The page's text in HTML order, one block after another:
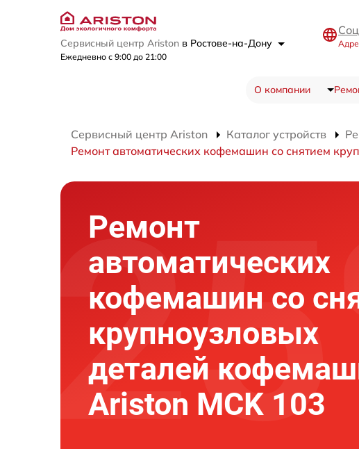
Сервисный центр Ariston в Ростове-на-Дону
Ежедневно с 9:00 до 21:00
О компании
Сервисный центр Ariston Каталог устройств
Ремонт автоматических кофемашин со снятием
Ремонт
автоматических
кофемашин со
крупноузловых
деталей
Ariston MCK 103